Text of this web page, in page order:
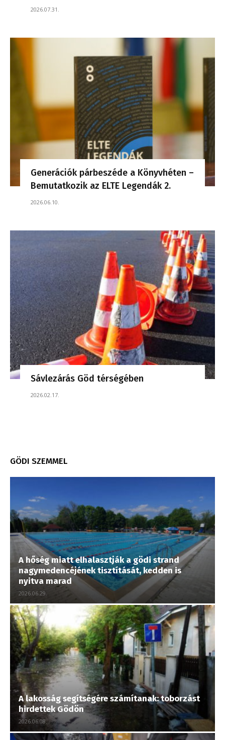
2026.07.31.
Generációk párbeszéde a Könyvhéten –
Bemutatkozik az ELTE Legendák 2.
2026.06.10.
Sávlezárás Göd térségében
2026.02.17.
GÖDI SZEMMEL
A hőség miatt elhalasztják a gödi strand
nagymedencéjének tisztítását, kedden is
nyitva marad
2026.06.29.
A lakosság segítségére számítanak: toborzást
hirdettek Gödön
2026.06.08.